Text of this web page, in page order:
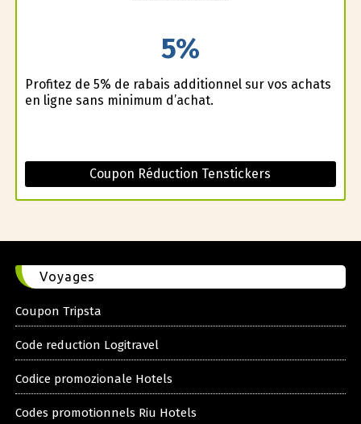
5%
Profitez de 5% de rabais additionnel sur vos achats
en ligne sans minimum d’achat.
Coupon Réduction Tenstickers
Voyages
Coupon Tripsta
Code reduction Logitravel
Codice promozionale Hotels
Codes promotionnels Riu Hotels